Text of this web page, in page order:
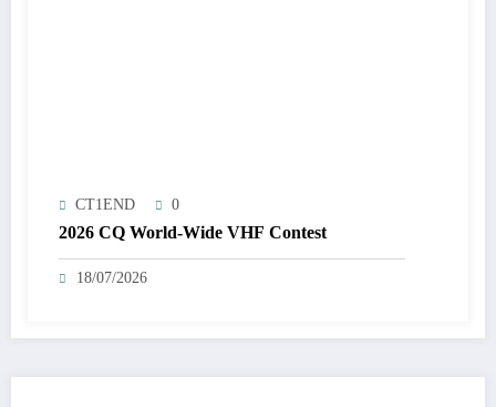
CT1END 0
2026 CQ World-Wide VHF Contest
18/07/2026